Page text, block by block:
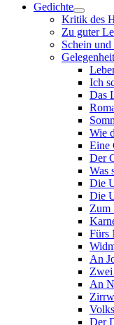
Gedichte
Kritik des
Zu guter
Schein und
Ich
Das
Wie
Eine
Der
Was
Die
Die
Zum
Fürs
An
An
Der